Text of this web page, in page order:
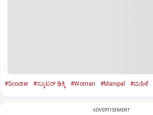
#Scooter #ಸ್ಕೂಟರ್‌ ಢಿಕ್ಕಿ #Woman #Manipal #ಮಹಿಳೆ
ADVERTISEMENT